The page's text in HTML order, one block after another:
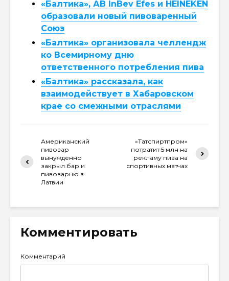
«Балтика», АB InBev Efes и HEINEKEN
образовали новый пивоваренный
Союз
«Балтика» организовала челлендж
ко Всемирному дню
ответственного потребления пива
«Балтика» рассказала, как
взаимодействует в Хабаровском
крае со смежными отраслями
Американский
пивовар
вынужденно
закрыл бар и
пивоварню в
Латвии
«Татспиртпром»
потратит 5 млн на
рекламу пива на
спортивных матчах
Комментировать
Комментарий